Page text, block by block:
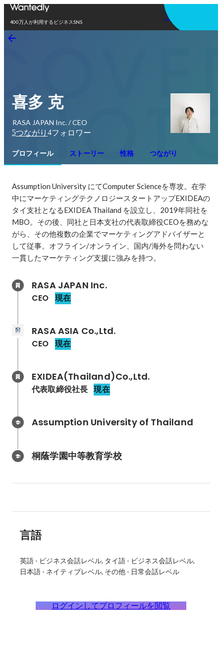
400万人が利用するビジネスSNS
アプリを使う
喜多 克
RASA JAPAN Inc. / CEO
5つながり 4フォロワー
プロフィール ストーリー 性格 つながり
Assumption University にてComputer Scienceを専攻。在学
中にマーケティングテクノロジースタートアップEXIDEAの
タイ支社となるEXIDEA Thailand を設立し、2019年同社を
MBO。その後、同社と日本支社の代表取締役CEOを務めな
がら、その他複数の企業でマーケティングアドバイザーと
して従事。オフライン/オンライン、国内/海外を問わない
一貫したマーケティング支援に強みを持つ。
RASA JAPAN Inc.
CEO 現在
RASA ASIA Co.,Ltd.
CEO 現在
EXIDEA(Thailand)Co.,Ltd.
代表取締役社長 現在
Assumption University of Thailand
桐蔭学園中等教育学校
言語
英語 - ビジネス会話レベル タイ語 - ビジネス会話レベル
日本語 - ネイティブレベル その他 - 日常会話レベル
ログインしてプロフィールを閲覧